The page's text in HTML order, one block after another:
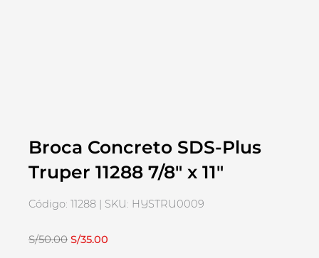
Broca Concreto SDS-Plus
Truper 11288 7/8″ x 11″
Código: 11288 | SKU: HYSTRU0009
S/50.00 El
S/35.00